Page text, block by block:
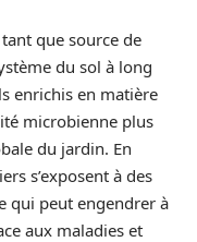
que source de
du sol à long
enrichis en matière
microbienne plus
du jardin. En
s’exposent à des
qui peut engendrer à
aux maladies et